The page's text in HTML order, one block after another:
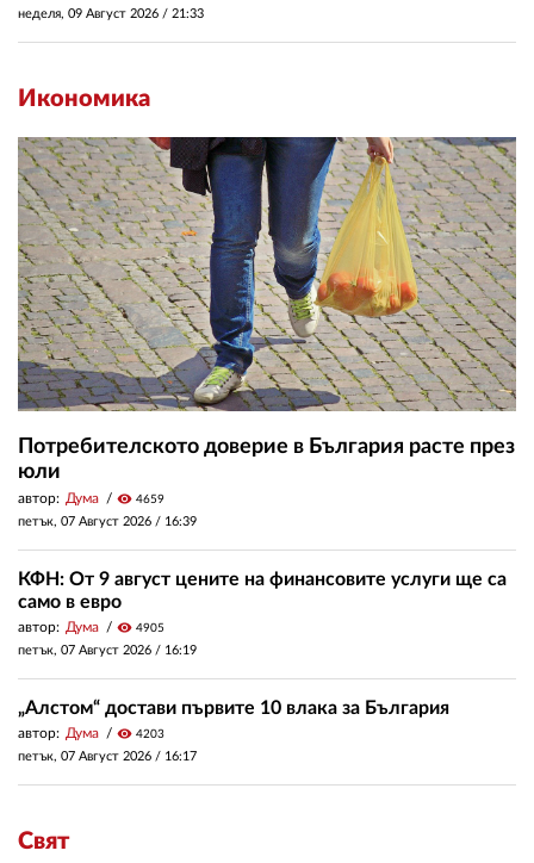
неделя, 09 Август 2026 / 21:33
Икономика
Потребителското доверие в България расте през
юли
автор: Дума visibility 4659
петък, 07 Август 2026 / 16:39
КФН: От 9 август цените на финансовите услуги ще са
само в евро
автор: Дума visibility 4905
петък, 07 Август 2026 / 16:19
„Алстом“ достави първите 10 влака за България
автор: Дума visibility 4203
петък, 07 Август 2026 / 16:17
Свят